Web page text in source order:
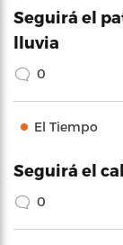
Seguirá el
lluvia
0
El Tiempo
Seguirá el
0